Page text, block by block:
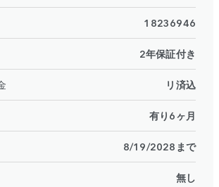
18236946
2年保証付き
リ済込
有り6ヶ月
8/19/2028まで
無し